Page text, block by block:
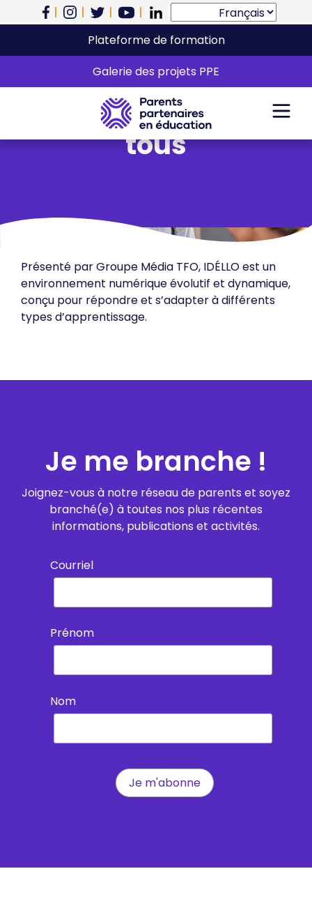
Plateforme de formation
Galerie des projets PPE
Idéllo – Un univers
d’apprentissage pour
tous
Présenté par Groupe Média TFO, IDÉLLO est un
environnement numérique évolutif et dynamique,
conçu pour répondre et s’adapter à différents
types d’apprentissage.
Je me branche !
Joignez-vous à notre réseau de parents et soyez
branché(e) à toutes nos plus récentes
informations, publications et activités.
Courriel
Prénom
Nom